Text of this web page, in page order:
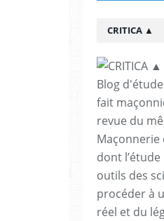
CRITICA ▲
Blog
fait
revue du
dont
outils des
procéder à
réel et du